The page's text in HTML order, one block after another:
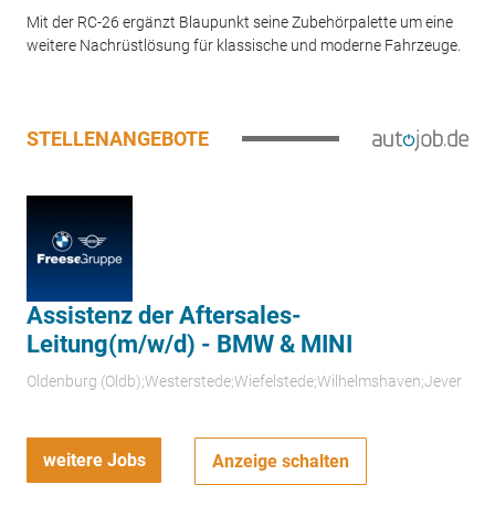
Mit der RC-26 ergänzt Blaupunkt seine Zubehörpalette um eine
weitere Nachrüstlösung für klassische und moderne Fahrzeuge.
STELLENANGEBOTE
Assistenz der Aftersales-
Leitung(m/w/d) - BMW & MINI
Oldenburg (Oldb);Westerstede;Wiefelstede;Wilhelmshaven;Jever
weitere Jobs Anzeige schalten